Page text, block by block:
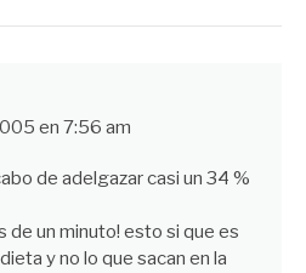
en 7:56 am
de adelgazar casi un 34 %
de un minuto! esto si que es
y no lo que sacan en la